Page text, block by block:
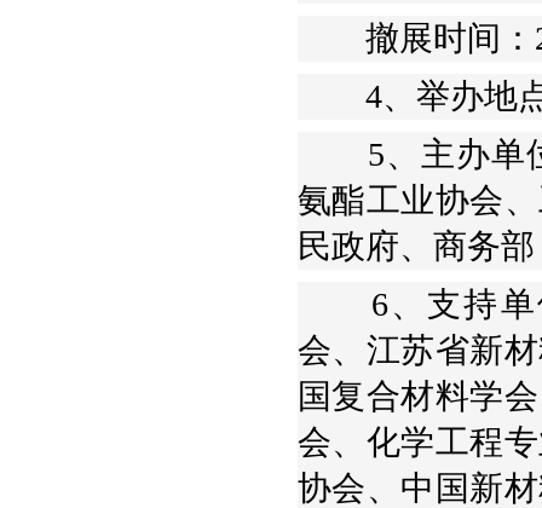
撤展时间：
4、举办地点
5、主办单位
氨酯工业协会
民政府、商务部
6、支持单
会、江苏省新
国复合材料学
会、化学工程
协会、中国新